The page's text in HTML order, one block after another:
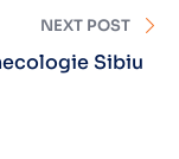
NEXT POST
Sibiu